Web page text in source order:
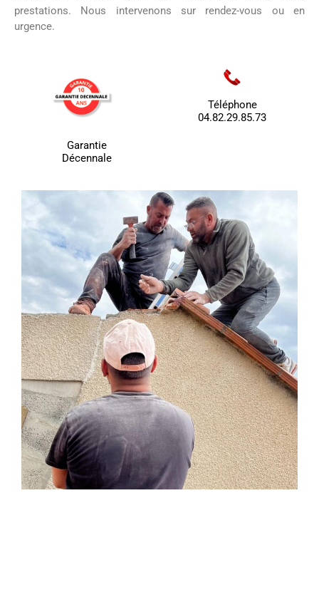
prestations. Nous intervenons sur rendez-vous ou en
urgence.
Garantie
Décennale
Téléphone
04.82.29.85.73